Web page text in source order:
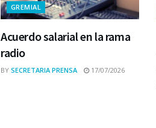
GREMIAL
Acuerdo salarial en la rama
radio
BY SECRETARIA PRENSA 17/07/2026